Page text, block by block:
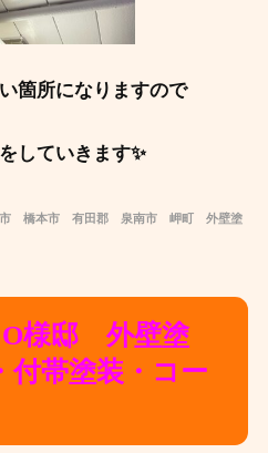
箇所になりますので
していきます✨
橋本市 有田郡 泉南市 岬町 外壁塗
様邸 外壁塗
付帯塗装・コー